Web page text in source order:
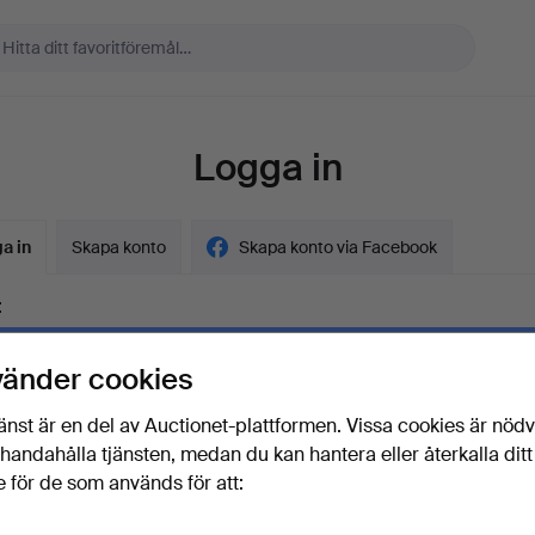
Logga in
in Skapa konto Skapa konto via Facebook
Visa lösenord i
cookies
är en del av Auctionet-plattformen. Vissa cookies är
tjänsten, medan du kan hantera eller återkalla ditt
för de som används för att: